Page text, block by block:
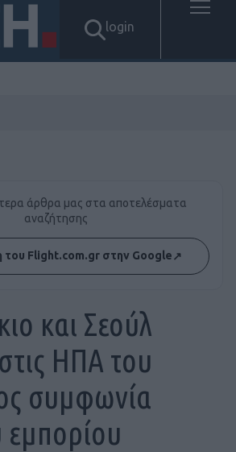
login
άρθρα μας στα αποτελέσματα
αναζήτησης
του Flight.com.gr στην Google↗
και Σεούλ
ΗΠΑ του
συμφωνία